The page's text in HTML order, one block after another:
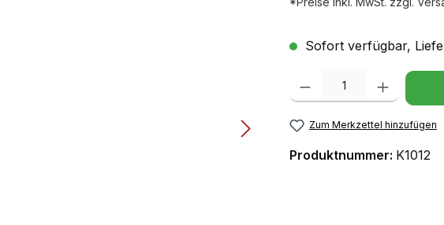
Sofort verfügbar,
Produkt Anzahl: Gib den
Zum Merkzettel hinzufügen
Produktnummer: K1012